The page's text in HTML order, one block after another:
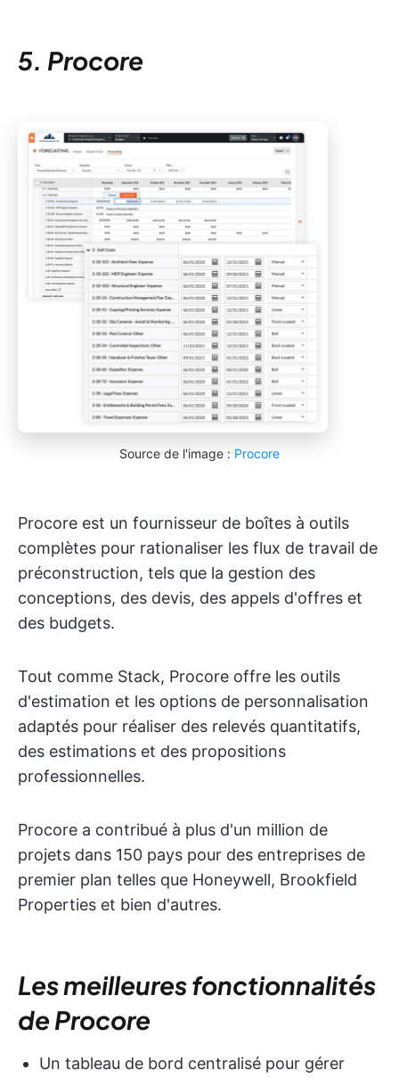
5. Procore
Source de l'image : Procore
Procore est un fournisseur de boîtes à outils
complètes pour rationaliser les flux de travail de
préconstruction, tels que la gestion des
conceptions, des devis, des appels d'offres et
des budgets.
Tout comme Stack, Procore offre les outils
d'estimation et les options de personnalisation
adaptés pour réaliser des relevés quantitatifs,
des estimations et des propositions
professionnelles.
Procore a contribué à plus d'un million de
projets dans 150 pays pour des entreprises de
premier plan telles que Honeywell, Brookfield
Properties et bien d'autres.
Les meilleures fonctionnalités
de Procore
Un tableau de bord centralisé pour gérer